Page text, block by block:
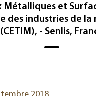
Métalliques et
des industries de la
(CETIM), - Senlis,